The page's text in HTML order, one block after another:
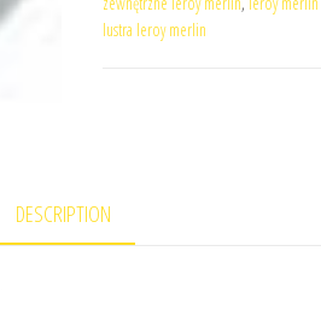
lustra leroy merlin
DESCRIPTION